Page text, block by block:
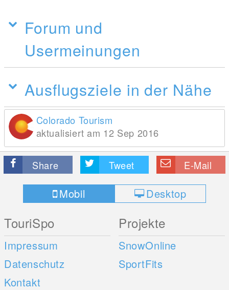
Forum und
Usermeinungen
Ausflugsziele in der Nähe
Colorado Tourism
aktualisiert am 12 Sep 2016
Share Tweet E-Mail
Mobil Desktop
TouriSpo
Impressum
Datenschutz
Kontakt
Projekte
SnowOnline
SportFits